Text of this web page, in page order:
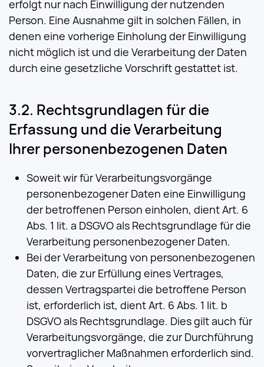
erfolgt nur nach Einwilligung der nutzenden
Person. Eine Ausnahme gilt in solchen Fällen, in
denen eine vorherige Einholung der Einwilligung
nicht möglich ist und die Verarbeitung der Daten
durch eine gesetzliche Vorschrift gestattet ist.
Rechtsgrundlagen für die
Erfassung und die Verarbeitung
Ihrer personenbezogenen Daten
Soweit wir für Verarbeitungsvorgänge
personenbezogener Daten eine Einwilligung
der betroffenen Person einholen, dient Art. 6
Abs. 1 lit. a DSGVO als Rechtsgrundlage für die
Verarbeitung personenbezogener Daten.
Bei der Verarbeitung von personenbezogenen
Daten, die zur Erfüllung eines Vertrages,
dessen Vertragspartei die betroffene Person
ist, erforderlich ist, dient Art. 6 Abs. 1 lit. b
DSGVO als Rechtsgrundlage. Dies gilt auch für
Verarbeitungsvorgänge, die zur Durchführung
vorvertraglicher Maßnahmen erforderlich sind.